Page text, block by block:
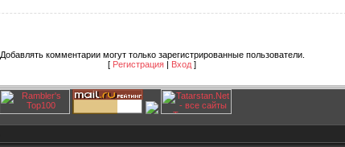
Добавлять комментарии могут только зарегистрированные пользователи.
[ Регистрация Вход ]